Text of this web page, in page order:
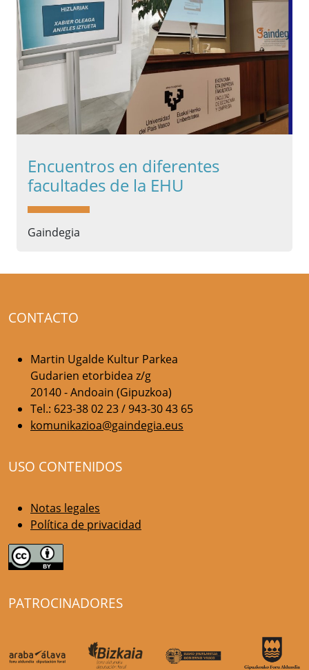
Encuentros en diferentes
facultades de la EHU
Gaindegia
CONTACTO
Martin Ugalde Kultur Parkea
Gudarien etorbidea z/g
20140 - Andoain (Gipuzkoa)
Tel.: 623-38 02 23 / 943-30 43 65
komunikazioa@gaindegia.eus
USO CONTENIDOS
Notas legales
Política de privacidad
PATROCINADORES